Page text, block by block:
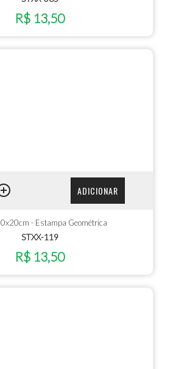
R$ 13,50
ADICIONAR
- Estampa Geométrica
STXX-119
R$ 13,50